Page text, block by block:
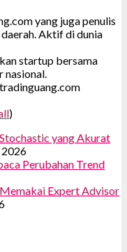
yang juga penulis
Aktif di dunia
startup bersama
nasional.
)
yang Akurat
2026
Perubahan Trend
Expert Advisor